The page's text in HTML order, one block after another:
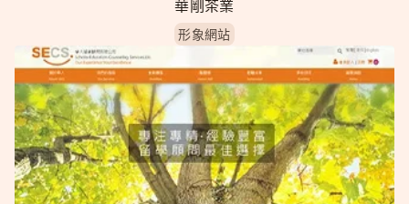
華剛茶業
形象網站